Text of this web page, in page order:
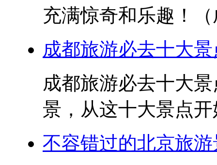
充满惊奇和乐趣！
成都旅游必去十大
成都旅游必去十大
景，从这十大景点
不容错过的北京旅